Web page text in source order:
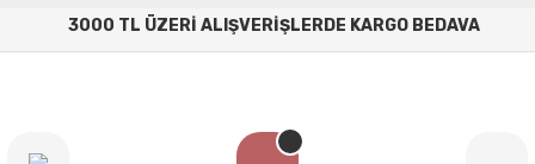
3000 TL ÜZERİ ALIŞVERİŞLERDE KARGO BEDAVA